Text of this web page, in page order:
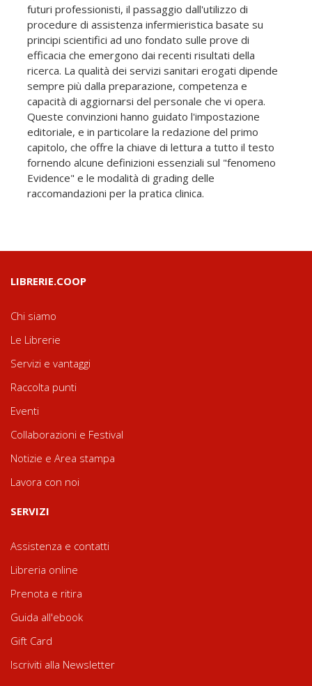
futuri professionisti, il passaggio dall'utilizzo di
procedure di assistenza infermieristica basate su
principi scientifici ad uno fondato sulle prove di
efficacia che emergono dai recenti risultati della
ricerca. La qualità dei servizi sanitari erogati dipende
sempre più dalla preparazione, competenza e
capacità di aggiornarsi del personale che vi opera.
Queste convinzioni hanno guidato l'impostazione
editoriale, e in particolare la redazione del primo
capitolo, che offre la chiave di lettura a tutto il testo
fornendo alcune definizioni essenziali sul "fenomeno
Evidence" e le modalità di grading delle
raccomandazioni per la pratica clinica.
LIBRERIE.COOP
Chi siamo
Le Librerie
Servizi e vantaggi
Raccolta punti
Eventi
Collaborazioni e Festival
Notizie e Area stampa
Lavora con noi
SERVIZI
Assistenza e contatti
Libreria online
Prenota e ritira
Guida all'ebook
Gift Card
Iscriviti alla Newsletter